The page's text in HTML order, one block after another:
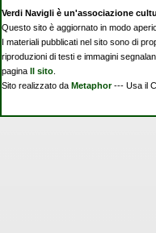
Verdi Navigli è un'associazione
Questo sito è aggiornato in modo
I materiali pubblicati nel sito sono di
riproduzioni di testi e immagini
pagina Il sito
Sito realizzato da Metaphor--- Usa il